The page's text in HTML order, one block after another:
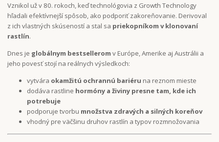
Vznikol už v 80. rokoch, keď technológovia z Growth Technology
hľadali efektívnejší spôsob, ako podporiť zakoreňovanie. Derivoval
z ich vlastných skúseností a stal sa priekopníkom v klonovaní
rastlín.
Dnes je globálnym bestsellerom v Európe, Amerike aj Austrálii a
jeho povesť stojí na reálnych výsledkoch:
vytvára okamžitú ochrannú bariéru na reznom mieste
dodáva rastline hormóny a živiny presne tam, kde ich
potrebuje
podporuje tvorbu množstva zdravých a silných koreňov
vhodný pre väčšinu druhov rastlín a typov rozmnožovania